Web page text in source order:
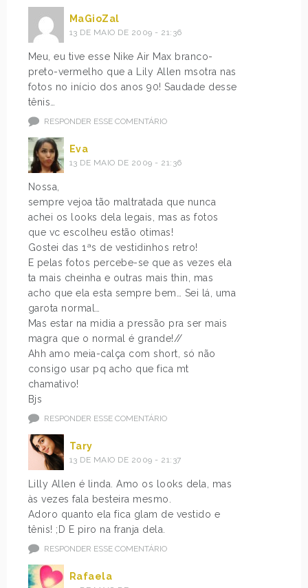
MaGioZal
13 DE MAIO DE 2009 - 21:36
Meu, eu tive esse Nike Air Max branco-
preto-vermelho que a Lily Allen msotra nas
fotos no início dos anos 90! Saudade desse
tênis…
RESPONDER ESSE COMENTÁRIO
Eva
13 DE MAIO DE 2009 - 21:36
Nossa,
sempre vejoa tão maltratada que nunca
achei os looks dela legais, mas as fotos
que vc escolheu estão otimas!
Gostei das 1ªs de vestidinhos retro!
E pelas fotos percebe-se que as vezes ela
ta mais cheinha e outras mais thin, mas
acho que ela esta sempre bem… Sei lá, uma
garota normal…
Mas estar na midia a pressão pra ser mais
magra que o normal é grande!//
Ahh amo meia-calça com short, só não
consigo usar pq acho que fica mt
chamativo!
Bjs
RESPONDER ESSE COMENTÁRIO
Tary
13 DE MAIO DE 2009 - 21:37
Lilly Allen é linda. Amo os looks dela, mas
às vezes fala besteira mesmo.
Adoro quanto ela fica glam de vestido e
tênis! ;D E piro na franja dela.
RESPONDER ESSE COMENTÁRIO
Rafaela